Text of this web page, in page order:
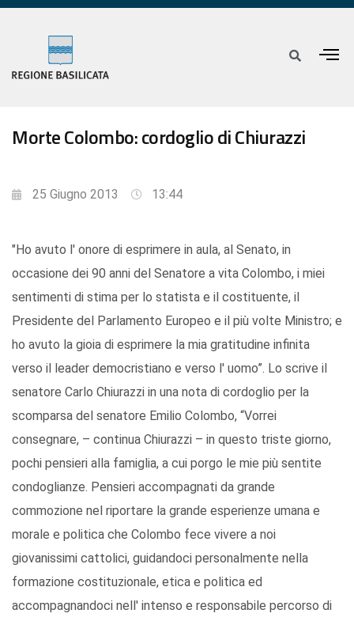
Morte Colombo: cordoglio di Chiurazzi
25 Giugno 2013 13:44
"Ho avuto l' onore di esprimere in aula, al Senato, in
occasione dei 90 anni del Senatore a vita Colombo, i miei
sentimenti di stima per lo statista e il costituente, il
Presidente del Parlamento Europeo e il più volte Ministro; e
ho avuto la gioia di esprimere la mia gratitudine infinita
verso il leader democristiano e verso l' uomo”. Lo scrive il
senatore Carlo Chiurazzi in una nota di cordoglio per la
scomparsa del senatore Emilio Colombo, “Vorrei
consegnare, – continua Chiurazzi – in questo triste giorno,
pochi pensieri alla famiglia, a cui porgo le mie più sentite
condoglianze. Pensieri accompagnati da grande
commozione nel riportare la grande esperienze umana e
morale e politica che Colombo fece vivere a noi
giovanissimi cattolici, guidandoci personalmente nella
formazione costituzionale, etica e politica ed
accompagnandoci nell' intenso e responsabile percorso di